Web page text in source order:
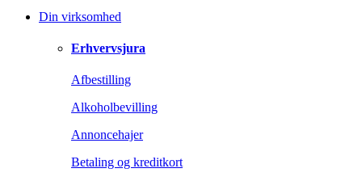
Din virksomhed
Erhvervsjura
Afbestilling
Alkoholbevilling
Annoncehajer
Betaling og kreditkort